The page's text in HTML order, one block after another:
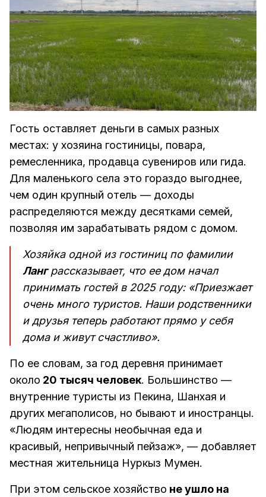
Гость оставляет деньги в самых разных
местах: у хозяина гостиницы, повара,
ремесленника, продавца сувениров или гида.
Для маленького села это гораздо выгоднее,
чем один крупный отель — доходы
распределяются между десятками семей,
позволяя им зарабатывать рядом с домом.
Хозяйка одной из гостиниц по фамилии
Ланграссказывает, что ее дом начал
принимать гостей в 2025 году: «Приезжает
очень много туристов. Наши родственники
и друзья теперь работают прямо у себя
дома и живут счастливо».
По ее словам, за год деревня принимает
около 20 тысяч человек. Большинство —
внутренние туристы из Пекина, Шанхая и
других мегаполисов, но бывают и иностранцы.
«Людям интересны необычная еда и
красивый, непривычный пейзаж», — добавляет
местная жительница Нуркыз Мумен.
При этом сельское хозяйство не ушло на